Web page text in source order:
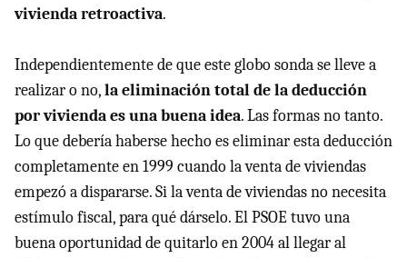
vivienda retroactiva.
Independientemente de que este globo sonda se lleve a
realizar o no,la eliminación total de la deducción
por vivienda es una buena idea. Las formas no tanto.
Lo que debería haberse hecho es eliminar esta deducción
completamente en 1999 cuando la venta de viviendas
empezó a dispararse. Si la venta de viviendas no necesita
estímulo fiscal, para qué dárselo. ElPSOEtuvo una
buena oportunidad de quitarlo en 2004 al llegar al